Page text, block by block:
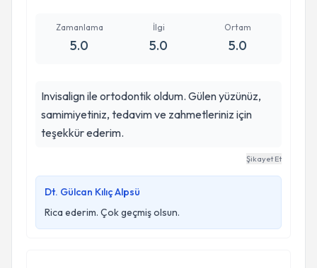
Zamanlama
5.0
İlgi
5.0
Ortam
5.0
Invisalign ile ortodontik oldum. Gülen yüzünüz,
samimiyetiniz, tedavim ve zahmetleriniz için
teşekkür ederim.
Şikayet Et
Dt. Gülcan Kılıç Alpsü
Rica ederim. Çok geçmiş olsun.